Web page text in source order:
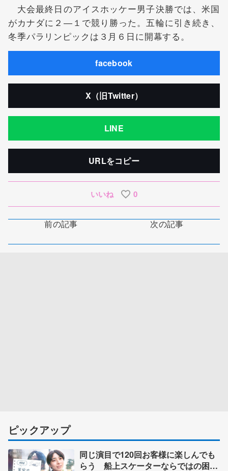
大会最終日のアイスホッケー男子決勝では、米国
がカナダに２―１で競り勝った。五輪に引き続き、
冬季パラリンピックは３月６日に開幕する。
facebook
X（旧Twitter）
LINE
URLをコピー
いいね 0
前の記事 次の記事
ピックアップ
同じ演目で120回お客様に楽しんでも
らう 船上スケーターならではの困難